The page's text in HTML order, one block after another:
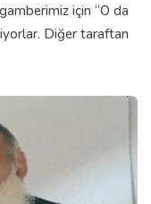
için “O da
Diğer taraftan